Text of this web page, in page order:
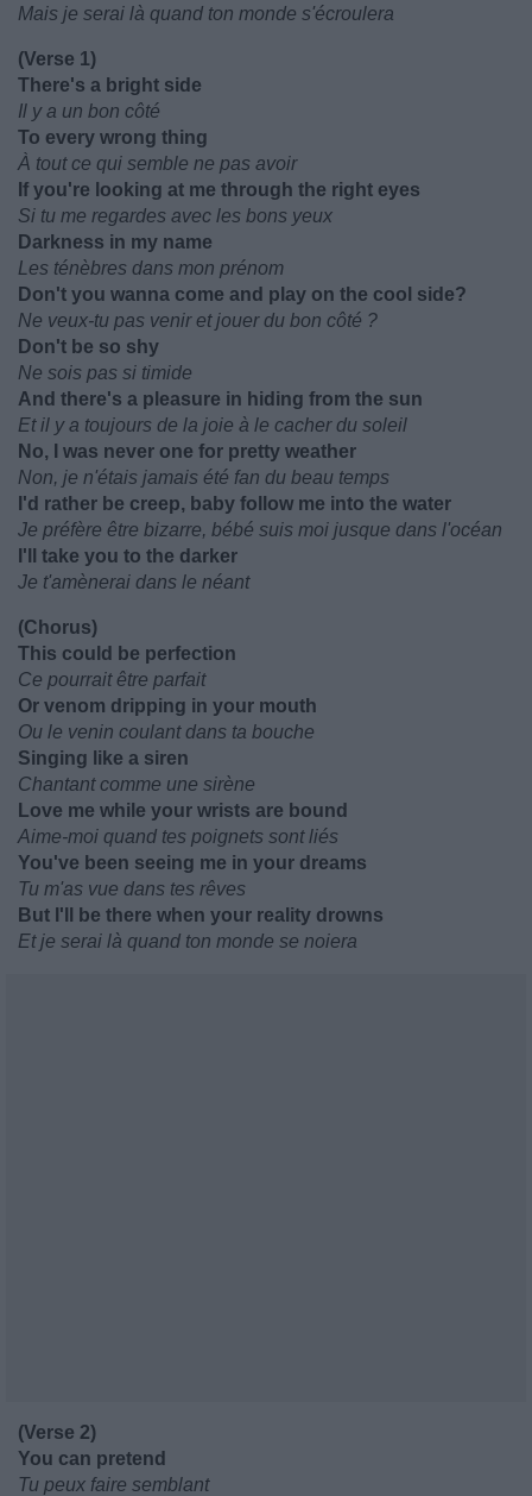
Mais je serai là quand ton monde s'écroulera
(Verse 1)
There's a bright side
Il y a un bon côté
To every wrong thing
À tout ce qui semble ne pas avoir
If you're looking at me through the right eyes
Si tu me regardes avec les bons yeux
Darkness in my name
Les ténèbres dans mon prénom
Don't you wanna come and play on the cool side?
Ne veux-tu pas venir et jouer du bon côté ?
Don't be so shy
Ne sois pas si timide
And there's a pleasure in hiding from the sun
Et il y a toujours de la joie à le cacher du soleil
No, I was never one for pretty weather
Non, je n'étais jamais été fan du beau temps
I'd rather be creep, baby follow me into the water
Je préfère être bizarre, bébé suis moi jusque dans l'océan
I'll take you to the darker
Je t'amènerai dans le néant
(Chorus)
This could be perfection
Ce pourrait être parfait
Or venom dripping in your mouth
Ou le venin coulant dans ta bouche
Singing like a siren
Chantant comme une sirène
Love me while your wrists are bound
Aime-moi quand tes poignets sont liés
You've been seeing me in your dreams
Tu m'as vue dans tes rêves
But I'll be there when your reality drowns
Et je serai là quand ton monde se noiera
(Verse 2)
You can pretend
Tu peux faire semblant